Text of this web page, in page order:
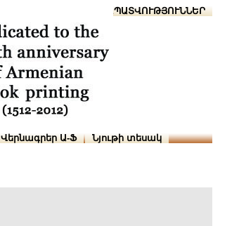
ՆԱԽԱՊԱՏՎՈՒԹՅՈՒՆՆԵՐ
Վերնագրեր Ա-Ֆ Նյութի տեսակ